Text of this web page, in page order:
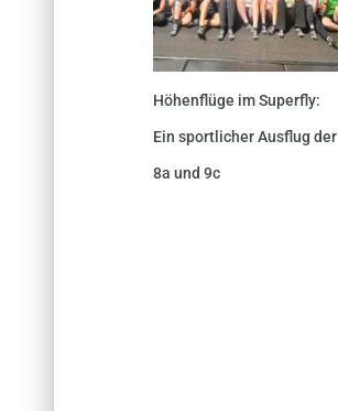
Höhenflüge im Superfly:
Ein sportlicher Ausflug der
8a und 9c